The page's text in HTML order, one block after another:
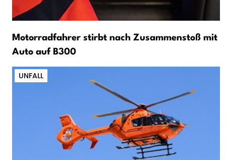
Motorradfahrer stirbt nach Zusammenstoß mit
Auto auf B300
UNFALL